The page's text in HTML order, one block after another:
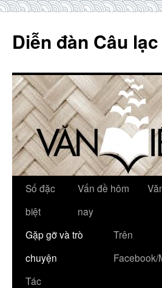
content
Diễn đàn Câu
Số đặc
biệt
Vấn đề hôm
nay
Gặp gỡ và trò
chuyện
Trên
Facebook/
Tác